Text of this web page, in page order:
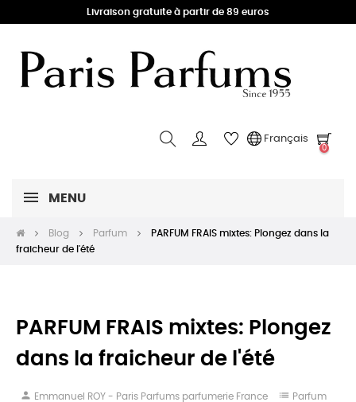
Livraison gratuite à partir de 89 euros
Français
0
MENU
Blog Parfum
PARFUM FRAIS mixtes: Plongez dans la
fraicheur de l'été
PARFUM FRAIS mixtes: Plongez
dans la fraicheur de l'été
person Emmanuel ROY - Paris Parfums parfumerie France list Parfum